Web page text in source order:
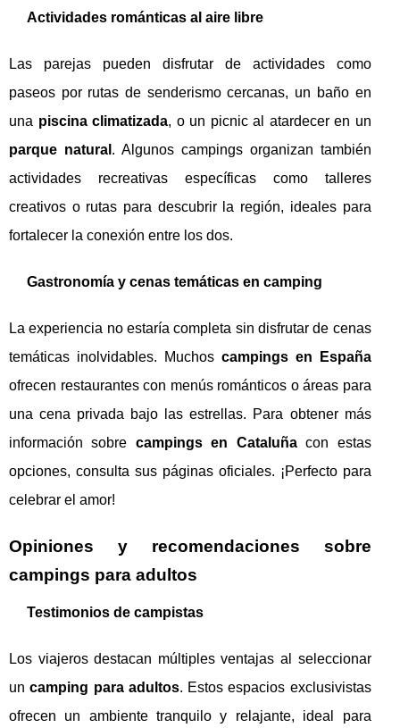
Actividades románticas al aire libre
Las parejas pueden disfrutar de actividades como
paseos por rutas de senderismo cercanas, un baño en
una piscina climatizada, o un picnic al atardecer en un
parque natural . Algunos campings organizan también
actividades recreativas específicas como talleres
creativos o rutas para descubrir la región, ideales para
fortalecer la conexión entre los dos.
Gastronomía y cenas temáticas en camping
La experiencia no estaría completa sin disfrutar de cenas
temáticas inolvidables. Muchos campings en España
ofrecen restaurantes con menús románticos o áreas para
una cena privada bajo las estrellas. Para obtener más
información sobre campings en Cataluñacon estas
opciones, consulta sus páginas oficiales. ¡Perfecto para
celebrar el amor!
Opiniones y recomendaciones sobre
campings para adultos
Testimonios de campistas
Los viajeros destacan múltiples ventajas al seleccionar
uncamping para adultos. Estos espacios exclusivistas
ofrecen un ambiente tranquilo y relajante, ideal para